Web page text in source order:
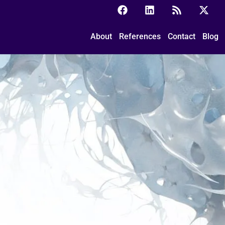
About References Contact Blog